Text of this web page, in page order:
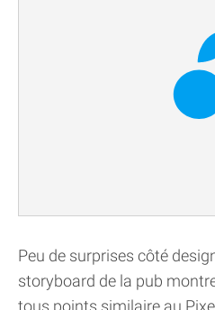
Peu de surprises côté
storyboard de la pub
tous points similaire au